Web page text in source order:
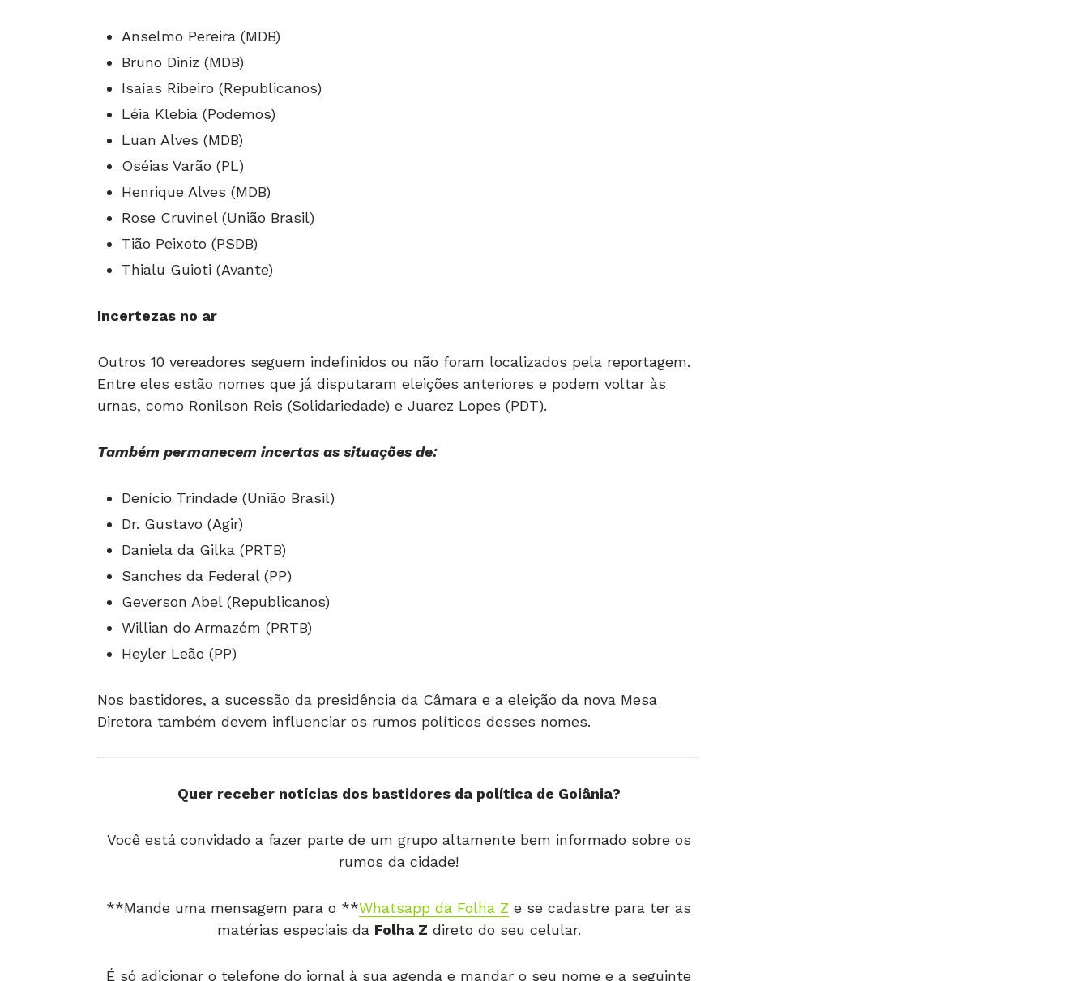
Anselmo Pereira (MDB)
Bruno Diniz (MDB)
Isaías Ribeiro (Republicanos)
Léia Klebia (Podemos)
Luan Alves (MDB)
Oséias Varão (PL)
Henrique Alves (MDB)
Rose Cruvinel (União Brasil)
Tião Peixoto (PSDB)
Thialu Guioti (Avante)
Incertezas no ar
Outros 10 vereadores seguem indefinidos ou não foram localizados pela reportagem.
Entre eles estão nomes que já disputaram eleições anteriores e podem voltar às
urnas, como Ronilson Reis (Solidariedade) e Juarez Lopes (PDT).
Também permanecem incertas as situações de:
Denício Trindade (União Brasil)
Dr. Gustavo (Agir)
Daniela da Gilka (PRTB)
Sanches da Federal (PP)
Geverson Abel (Republicanos)
Willian do Armazém (PRTB)
Heyler Leão (PP)
Nos bastidores, a sucessão da presidência da Câmara e a eleição da nova Mesa
Diretora também devem influenciar os rumos políticos desses nomes.
Quer receber notícias dos bastidores da política de Goiânia?
Você está convidado a fazer parte de um grupo altamente bem informado sobre os
rumos da cidade!
**Mande uma mensagem para o **Whatsapp da Folha Z e se cadastre para ter as
matérias especiais da Folha Z direto do seu celular.
É só adicionar o telefone do jornal à sua agenda e mandar o seu nome e a seguinte